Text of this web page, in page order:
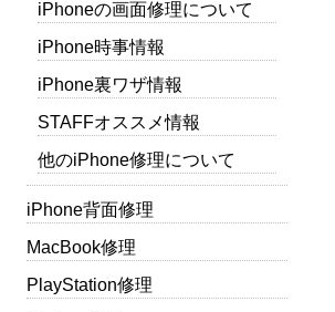
iPhoneの画面修理について
iPhone時事情報
iPhone裏ワザ情報
STAFFオススメ情報
他のiPhone修理について
iPhone背面修理
MacBook修理
PlayStation修理